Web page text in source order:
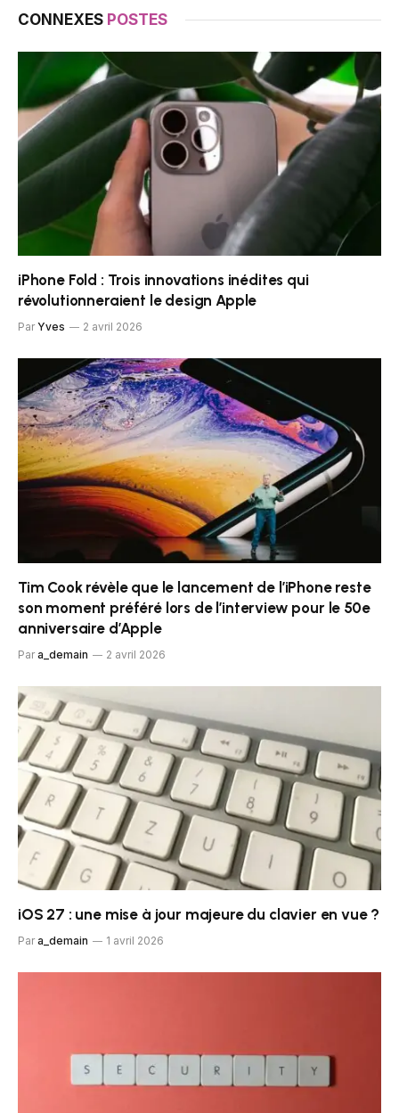
CONNEXES POSTES
iPhone Fold : Trois innovations inédites qui
révolutionneraient le design Apple
Par Yves 2 avril 2026
Tim Cook révèle que le lancement de l’iPhone reste
son moment préféré lors de l’interview pour le 50e
anniversaire d’Apple
Par a_demain 2 avril 2026
iOS 27 : une mise à jour majeure du clavier en vue ?
Par a_demain 1 avril 2026